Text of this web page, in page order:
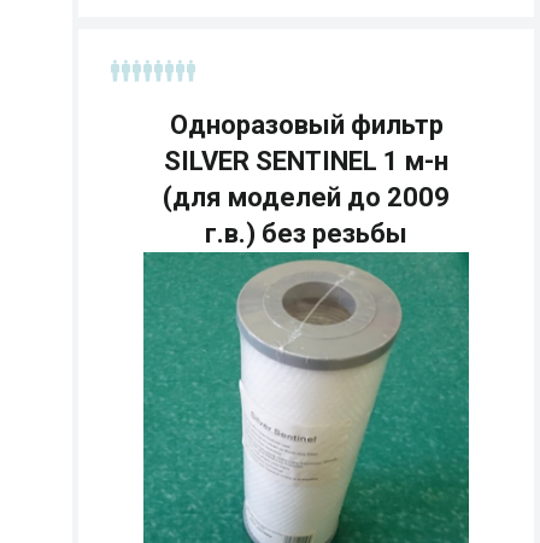
Страна:
Размеры:
Кол-во мест:
Одноразовый фильтр
SILVER SENTINEL 1 м-н
(для моделей до 2009
г.в.) без резьбы